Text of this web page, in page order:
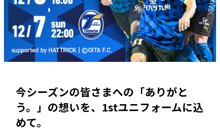
今シーズンの皆さまへの「ありがと
う。」の想いを、1stユニフォームに込
めて。